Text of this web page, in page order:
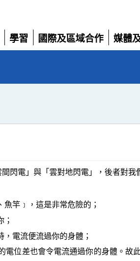
學習
展
國際及區域合作
展
媒體
展
閃電」與「雲對地閃電」，後者對
竿﹞，這是非常危險的；
；
電流便流過你的身體；
位差也會令電流通過你的身體。故